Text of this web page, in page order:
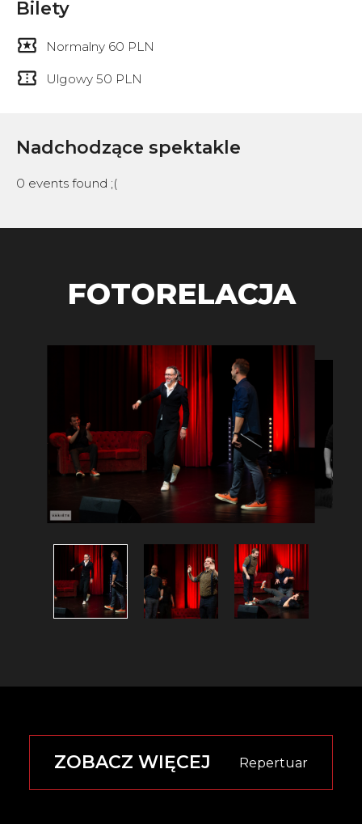
Bilety
Normalny 60 PLN
Ulgowy 50 PLN
Nadchodzące spektakle
0 events found ;(
FOTORELACJA
ZOBACZ WIĘCEJ Repertuar